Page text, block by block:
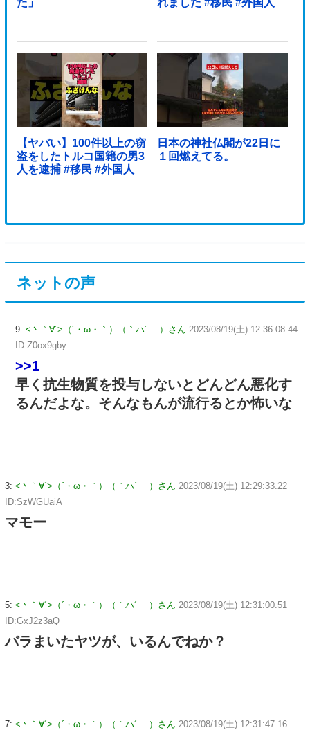
【ヤバい】100件以上の窃
盗をしたトルコ国籍の男3
人を逮捕 #移民 #外国人
日本の神社仏閣が22日に
１回燃えてる。
ネットの声
9: <丶｀∀´>（´・ω・｀）（｀ハ´ ）さん 2023/08/19(土) 12:36:08.44
ID:Z0ox9gby
>>1
早く抗生物質を投与しないとどんどん悪化す
るんだよな。そんなもんが流行るとか怖いな
3: <丶｀∀´>（´・ω・｀）（｀ハ´ ）さん 2023/08/19(土) 12:29:33.22
ID:SzWGUaiA
マモー
5: <丶｀∀´>（´・ω・｀）（｀ハ´ ）さん 2023/08/19(土) 12:31:00.51
ID:GxJ2z3aQ
バラまいたヤツが、いるんでねか？
7: <丶｀∀´>（´・ω・｀）（｀ハ´ ）さん 2023/08/19(土) 12:31:47.16